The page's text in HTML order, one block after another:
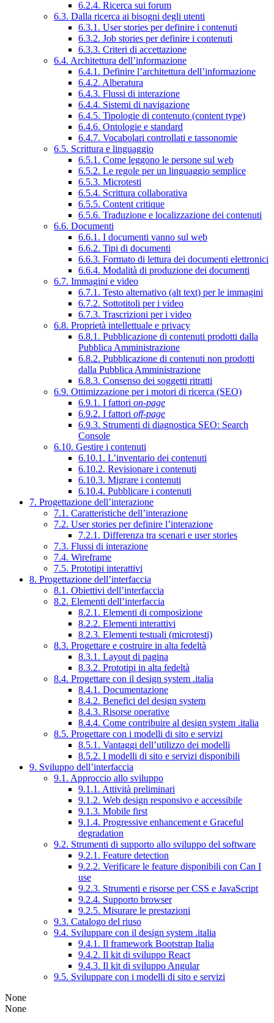
6.2.4. Ricerca sui forum
6.3. Dalla ricerca ai bisogni degli utenti
6.3.1. User stories per definire i contenuti
6.3.2. Job stories per definire i contenuti
6.3.3. Criteri di accettazione
6.4. Architettura dell’informazione
6.4.1. Definire l’architettura dell’informazione
6.4.2. Alberatura
6.4.3. Flussi di interazione
6.4.4. Sistemi di navigazione
6.4.5. Tipologie di contenuto (content type)
6.4.6. Ontologie e standard
6.4.7. Vocabolari controllati e tassonomie
6.5. Scrittura e linguaggio
6.5.1. Come leggono le persone sul web
6.5.2. Le regole per un linguaggio semplice
6.5.3. Microtesti
6.5.4. Scrittura collaborativa
6.5.5. Content critique
6.5.6. Traduzione e localizzazione dei contenuti
6.6. Documenti
6.6.1. I documenti vanno sul web
6.6.2. Tipi di documenti
6.6.3. Formato di lettura dei documenti elettronici
6.6.4. Modalità di produzione dei documenti
6.7. Immagini e video
6.7.1. Testo alternativo (alt text) per le immagini
6.7.2. Sottotitoli per i video
6.7.3. Trascrizioni per i video
6.8. Proprietà intellettuale e privacy
6.8.1. Pubblicazione di contenuti prodotti dalla
Pubblica Amministrazione
6.8.2. Pubblicazione di contenuti non prodotti
dalla Pubblica Amministrazione
6.8.3. Consenso dei soggetti ritratti
6.9. Ottimizzazione per i motori di ricerca (SEO)
6.9.1. I fattori on-page
6.9.2. I fattori off-page
6.9.3. Strumenti di diagnostica SEO: Search
Console
6.10. Gestire i contenuti
6.10.1. L’inventario dei contenuti
6.10.2. Revisionare i contenuti
6.10.3. Migrare i contenuti
6.10.4. Pubblicare i contenuti
7. Progettazione dell’interazione
7.1. Caratteristiche dell’interazione
7.2. User stories per definire l’interazione
7.2.1. Differenza tra scenari e user stories
7.3. Flussi di interazione
7.4. Wireframe
7.5. Prototipi interattivi
8. Progettazione dell’interfaccia
8.1. Obiettivi dell’interfaccia
8.2. Elementi dell’interfaccia
8.2.1. Elementi di composizione
8.2.2. Elementi interattivi
8.2.3. Elementi testuali (microtesti)
8.3. Progettare e costruire in alta fedeltà
8.3.1. Layout di pagina
8.3.2. Prototipi in alta fedeltà
8.4. Progettare con il design system .italia
8.4.1. Documentazione
8.4.2. Benefici del design system
8.4.3. Risorse operative
8.4.4. Come contribuire al design system .italia
8.5. Progettare con i modelli di sito e servizi
8.5.1. Vantaggi dell’utilizzo dei modelli
8.5.2. I modelli di sito e servizi disponibili
9. Sviluppo dell’interfaccia
9.1. Approccio allo sviluppo
9.1.1. Attività preliminari
9.1.2. Web design responsivo e accessibile
9.1.3. Mobile first
9.1.4. Progressive enhancement e Graceful
degradation
9.2. Strumenti di supporto allo sviluppo del software
9.2.1. Feature detection
9.2.2. Verificare le feature disponibili con Can I
use
9.2.3. Strumenti e risorse per CSS e JavaScript
9.2.4. Supporto browser
9.2.5. Misurare le prestazioni
9.3. Catalogo del riuso
9.4. Sviluppare con il design system .italia
9.4.1. Il framework Bootstrap Italia
9.4.2. Il kit di sviluppo React
9.4.3. Il kit di sviluppo Angular
9.5. Sviluppare con i modelli di sito e servizi
None
None